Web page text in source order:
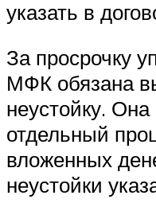
указать в
За просрочку
МФК обязана
неустойку. Она
отдельный
вложенных
неустойки